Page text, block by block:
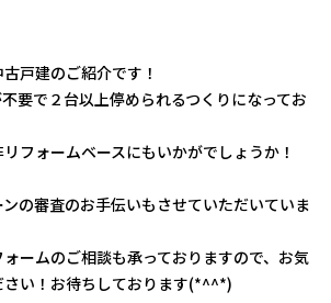
戸建のご紹介です！
要で２台以上停められるつくりになってお
フォームベースにもいかがでしょうか！
の審査のお手伝いもさせていただいていま
ームのご相談も承っておりますので、お気
い！お待ちしております(*^^*)